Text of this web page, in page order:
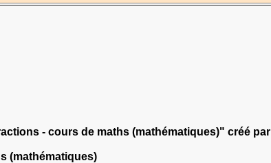
- cours de maths (mathématiques)" créé par
(mathématiques)